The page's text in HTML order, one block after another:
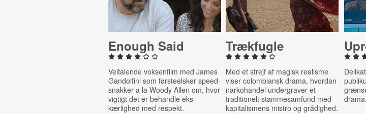
Enough Said
Veltalende voksenfilm med James
Gandolfini som førsteelsker speed-
snakker a la Woody Allen om, hvor
vigtigt det er behandle eks-
kærlighed med respekt.
Trækfugle
Med et strejf af magisk realisme
viser colombiansk drama, hvordan
narkohandel undergraver et
traditionelt stammesamfund med
kapitalismens mistro og grådighed.
drama.